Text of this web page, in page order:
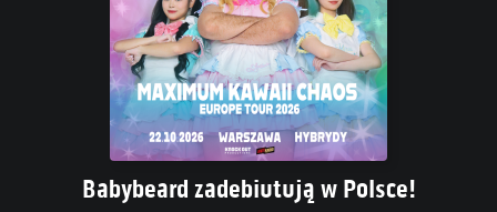
Babybeard zadebiutują w Polsce!